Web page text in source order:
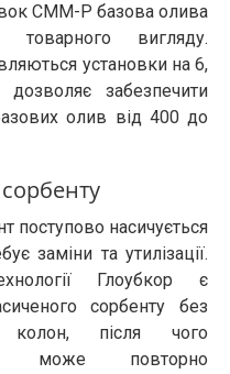
CMM-Р базова олива
товарного вигляду.
установки на 6,
забезпечити
олив від 400 до
поступово насичується
заміни та утилізації.
Глоубкор є
сорбенту без
після чого
може повторно